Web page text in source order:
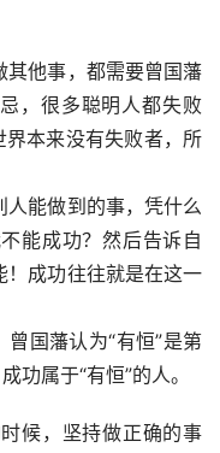
其他事，都需要曾国藩
，很多聪明人都失败
界本来没有失败者，所
能做到的事，凭什么
能成功？然后告诉自
！成功往往就是在这一
国藩认为“有恒”是第
功属于“有恒”的人。
候，坚持做正确的事